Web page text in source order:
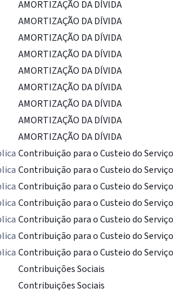
AMORTIZAÇÃO DA DÍVIDA
AMORTIZAÇÃO DA DÍVIDA
AMORTIZAÇÃO DA DÍVIDA
AMORTIZAÇÃO DA DÍVIDA
AMORTIZAÇÃO DA DÍVIDA
AMORTIZAÇÃO DA DÍVIDA
AMORTIZAÇÃO DA DÍVIDA
AMORTIZAÇÃO DA DÍVIDA
AMORTIZAÇÃO DA DÍVIDA
Contribuição para o Custeio do
Contribuição para o Custeio do
Contribuição para o Custeio do
Contribuição para o Custeio do
Contribuição para o Custeio do
Contribuição para o Custeio do
Contribuição para o Custeio do
Contribuições Sociais
Contribuições Sociais